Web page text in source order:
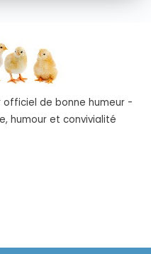
officiel de bonne humeur -
humour et convivialité